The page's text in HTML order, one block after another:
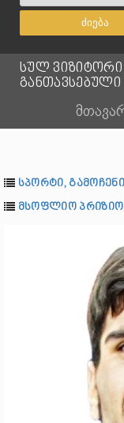
ძიება
სულ ვიზიტორი
განთავსებული
სპორტი,
მსოფლიო